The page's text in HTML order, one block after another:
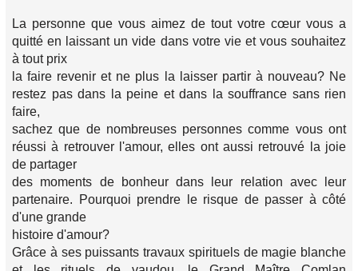
La personne que vous aimez de tout votre cœur vous a
quitté en laissant un vide dans votre vie et vous souhaitez
à tout prix
la faire revenir et ne plus la laisser partir à nouveau? Ne
restez pas dans la peine et dans la souffrance sans rien
faire,
sachez que de nombreuses personnes comme vous ont
réussi à retrouver l'amour, elles ont aussi retrouvé la joie
de partager
des moments de bonheur dans leur relation avec leur
partenaire. Pourquoi prendre le risque de passer à côté
d'une grande
histoire d'amour?
Grâce à ses puissants travaux spirituels de magie blanche